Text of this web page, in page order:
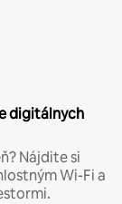
digitálnych
Nájdite si
Wi-Fi a